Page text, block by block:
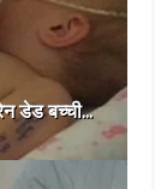
डेड बच्ची...